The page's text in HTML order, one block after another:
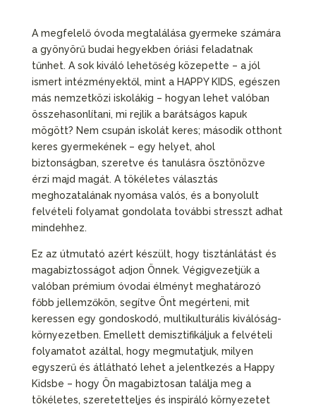
A megfelelő óvoda megtalálása gyermeke számára
a gyönyörű budai hegyekben óriási feladatnak
tűnhet. A sok kiváló lehetőség közepette – a jól
ismert intézményektől, mint a HAPPY KIDS, egészen
más nemzetközi iskolákig – hogyan lehet valóban
összehasonlítani, mi rejlik a barátságos kapuk
mögött? Nem csupán iskolát keres; második otthont
keres gyermekének – egy helyet, ahol
biztonságban, szeretve és tanulásra ösztönözve
érzi majd magát. A tökéletes választás
meghozatalának nyomása valós, és a bonyolult
felvételi folyamat gondolata további stresszt adhat
mindehhez.
Ez az útmutató azért készült, hogy tisztánlátást és
magabiztosságot adjon Önnek. Végigvezetjük a
valóban prémium óvodai élményt meghatározó
főbb jellemzőkön, segítve Önt megérteni, mit
keressen egy gondoskodó, multikulturális kiválóság-
környezetben. Emellett demisztifikáljuk a felvételi
folyamatot azáltal, hogy megmutatjuk, milyen
egyszerű és átlátható lehet a jelentkezés a Happy
Kidsbe – hogy Ön magabiztosan találja meg a
tökéletes, szeretetteljes és inspiráló környezetet